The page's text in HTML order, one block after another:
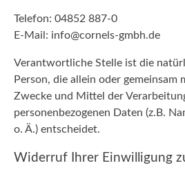
Telefon: 04852 887-0
E-Mail: info@cornels-gmbh.de
Verantwortliche Stelle ist die
Person, die allein oder gemeinsam
Zwecke und Mittel der
personenbezogenen Daten (z.B.
o. Ä.) entscheidet.
Widerruf Ihrer Einwilligung